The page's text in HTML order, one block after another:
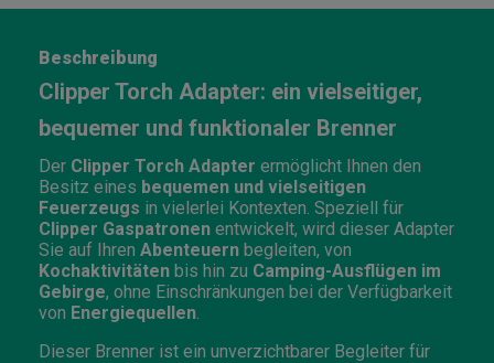
Beschreibung
Clipper Torch Adapter: ein vielseitiger,
bequemer und funktionaler Brenner
Der Clipper Torch Adapter ermöglicht Ihnen den
Besitz eines bequemen und vielseitigen
Feuerzeugs in vielerlei Kontexten. Speziell für
Clipper Gaspatronen entwickelt, wird dieser Adapter
Sie auf Ihren Abenteuern begleiten, von
Kochaktivitäten bis hin zu Camping-Ausflügen im
Gebirge, ohne Einschränkungen bei der Verfügbarkeit
von Energiequellen
Dieser Brenner ist ein unverzichtbarer Begleiter für